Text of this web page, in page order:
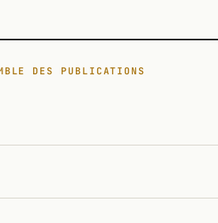
DES PUBLICATIONS